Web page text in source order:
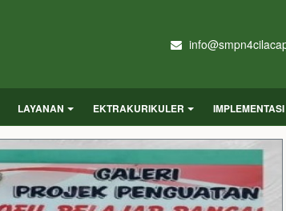
LAYANAN EKTRAKURIKULER